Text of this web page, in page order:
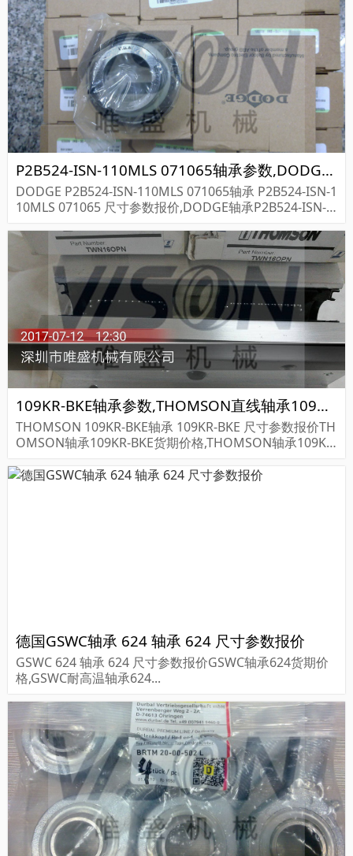
P2B524-ISN-110MLS 071065轴承参数,DODGE轴承P2B524-ISN-110MLS 071065重量
DODGE P2B524-ISN-110MLS 071065轴承 P2B524-ISN-1
10MLS 071065 尺寸参数报价,DODGE轴承P2B524-ISN-1
109KR-BKE轴承参数,THOMSON直线轴承109KR-BKE重量
THOMSON 109KR-BKE轴承 109KR-BKE 尺寸参数报价TH
OMSON轴承109KR-BKE货期价格,THOMSON轴承109KR
德国GSWC轴承 624 轴承 624 尺寸参数报价
GSWC 624 轴承 624 尺寸参数报价GSWC轴承624货期价
格,GSWC耐高温轴承624...